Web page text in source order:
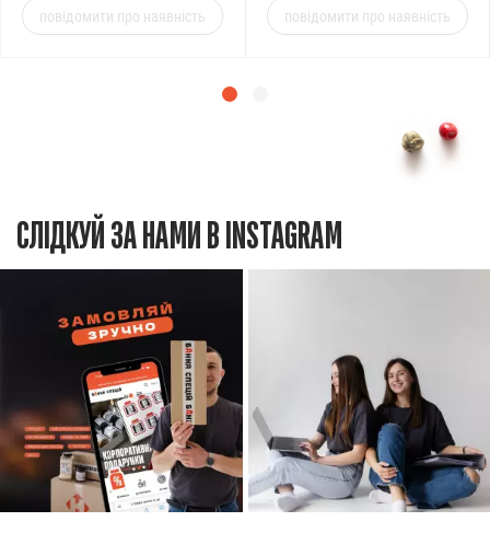
повідомити про наявність повідомити про наявність
СЛІДКУЙ ЗА НАМИ В INSTAGRAM